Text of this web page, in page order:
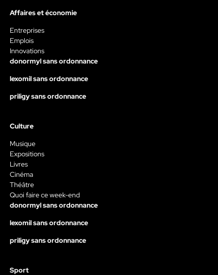
Affaires et économie
Entreprises
Emplois
Innovations
donormyl sans ordonnance
lexomil sans ordonnance
priligy sans ordonnance
Culture
Musique
Expositions
Livres
Cinéma
Théâtre
Quoi faire ce week-end
donormyl sans ordonnance
lexomil sans ordonnance
priligy sans ordonnance
Sport